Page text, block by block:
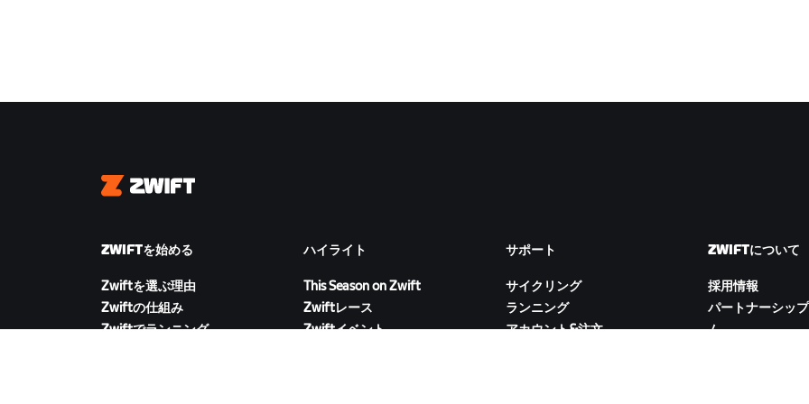
Zwift
ZWIFTを始める
Zwiftを選ぶ理由
Zwiftの仕組み
Zwiftでランニング
ハイライト
This Season on Zwift
Zwiftレース
Zwiftイベント
サポート
サイクリング
ランニング
アカウント&注文
ZWIFTについて
採用情報
パートナーシッ
ム